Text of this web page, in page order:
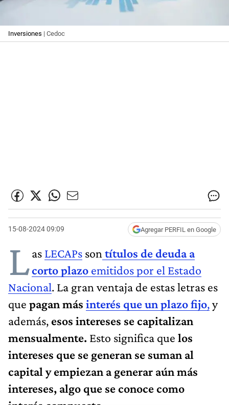
Inversiones | Cedoc
15-08-2024 09:09 Agregar PERFIL en Google
Las LECAPs son títulos de deuda a
corto plazo emitidos por el Estado
Nacional. La gran ventaja de estas letras es
que pagan más interés que un plazo fijo,y
además, esos intereses se capitalizan
mensualmente. Esto significa que los
intereses que se generan se suman al
capital y empiezan a generar aún más
intereses, algo que se conoce como